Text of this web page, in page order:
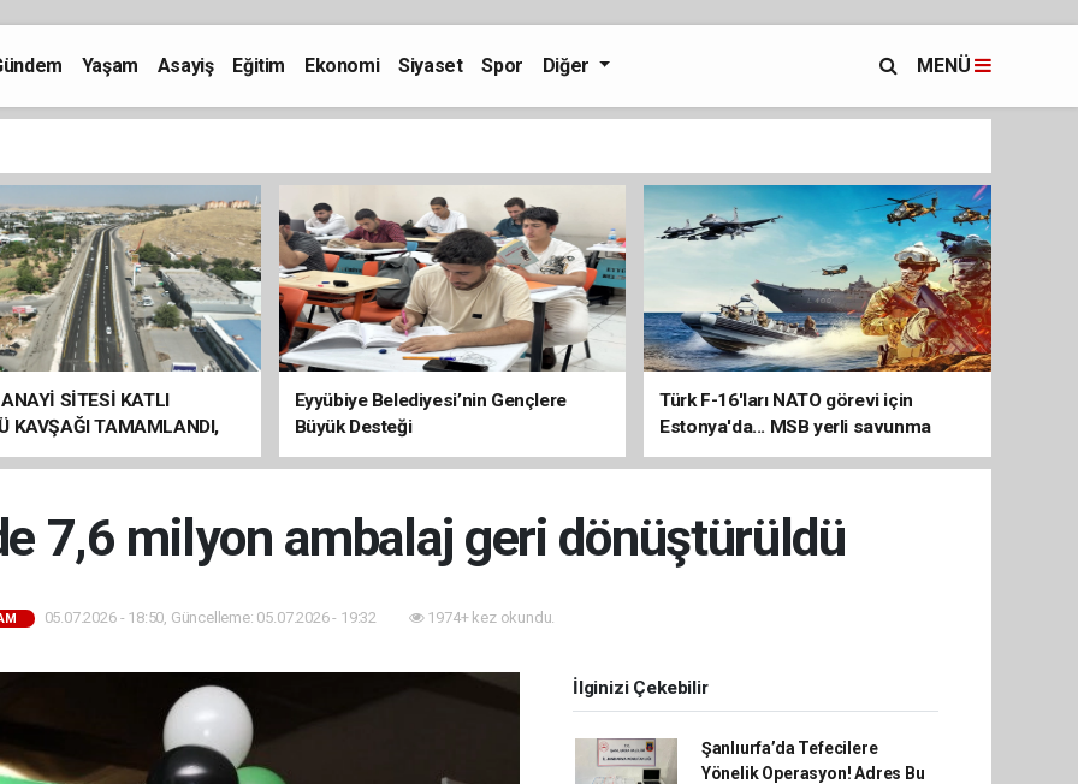
Yaşam Asayiş Eğitim Ekonomi Siyaset Spor Diğer MENÜ
SİTESİ KATLI
KAVŞAĞI TAMAMLANDI,
BAŞLADI
Eyyübiye Belediyesi’nin Gençlere
Büyük Desteği
Türk F-16'ları NATO görevi için
Estonya'da... MSB yerli savunma
sistemleriyle güçleniyor
7,6 milyon ambalaj geri dönüştürüldü
05.07.2026 - 18:50, Güncelleme: 05.07.2026 - 19:32 1974+ kez okundu.
İlginizi Çekebilir
Şanlıurfa’da Tefecilere
Yönelik Operasyon! Adres Bu